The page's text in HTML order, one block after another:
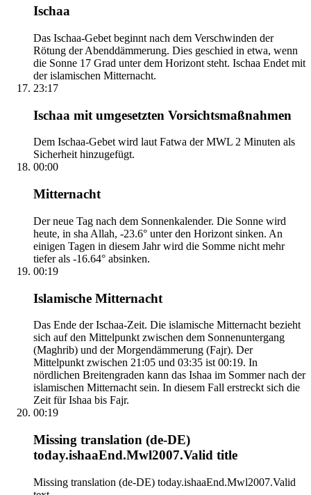
Ischaa
Das Ischaa-Gebet beginnt nach dem Verschwinden der
Rötung der Abenddämmerung. Dies geschied in etwa, wenn
die Sonne 17 Grad unter dem Horizont steht. Ischaa Endet mit
der islamischen Mitternacht.
23:17
Ischaa mit umgesetzten Vorsichtsmaßnahmen
Dem Ischaa-Gebet wird laut Fatwa der MWL 2 Minuten als
Sicherheit hinzugefügt.
00:00
Mitternacht
Der neue Tag nach dem Sonnenkalender. Die Sonne wird
heute, in sha Allah, -23.6° unter den Horizont sinken. An
einigen Tagen in diesem Jahr wird die Somme nicht mehr
tiefer als -16.64° absinken.
00:19
Islamische Mitternacht
Das Ende der Ischaa-Zeit. Die islamische Mitternacht bezieht
sich auf den Mittelpunkt zwischen dem Sonnenuntergang
(Maghrib) und der Morgendämmerung (Fajr). Der
Mittelpunkt zwischen 21:05 und 03:35 ist 00:19. In
nördlichen Breitengraden kann das Ishaa im Sommer nach der
islamischen Mitternacht sein. In diesem Fall erstreckt sich die
Zeit für Ishaa bis Fajr.
00:19
Missing translation (de-DE)
today.ishaaEnd.Mwl2007.Valid title
Missing translation (de-DE) today.ishaaEnd.Mwl2007.Valid